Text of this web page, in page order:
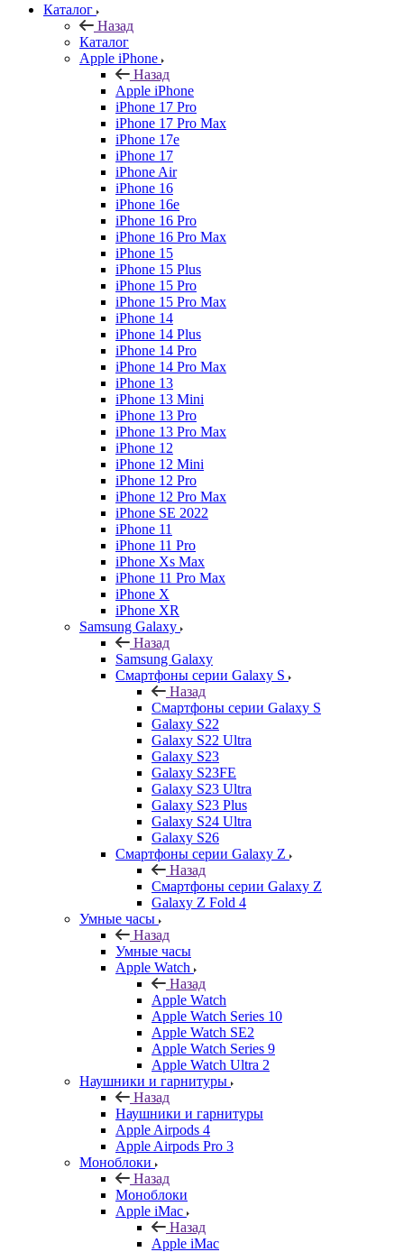
Каталог
Назад
Каталог
Apple iPhone
Назад
Apple iPhone
iPhone 17 Pro
iPhone 17 Pro Max
iPhone 17e
iPhone 17
iPhone Air
iPhone 16
iPhone 16e
iPhone 16 Pro
iPhone 16 Pro Max
iPhone 15
iPhone 15 Plus
iPhone 15 Pro
iPhone 15 Pro Max
iPhone 14
iPhone 14 Plus
iPhone 14 Pro
iPhone 14 Pro Max
iPhone 13
iPhone 13 Mini
iPhone 13 Pro
iPhone 13 Pro Max
iPhone 12
iPhone 12 Mini
iPhone 12 Pro
iPhone 12 Pro Max
iPhone SE 2022
iPhone 11
iPhone 11 Pro
iPhone Xs Max
iPhone 11 Pro Max
iPhone X
iPhone XR
Samsung Galaxy
Назад
Samsung Galaxy
Смартфоны серии Galaxy S
Назад
Смартфоны серии Galaxy S
Galaxy S22
Galaxy S22 Ultra
Galaxy S23
Galaxy S23FE
Galaxy S23 Ultra
Galaxy S23 Plus
Galaxy S24 Ultra
Galaxy S26
Смартфоны серии Galaxy Z
Назад
Смартфоны серии Galaxy Z
Galaxy Z Fold 4
Умные часы
Назад
Умные часы
Apple Watch
Назад
Apple Watch
Apple Watch Series 10
Apple Watch SE2
Apple Watch Series 9
Apple Watch Ultra 2
Наушники и гарнитуры
Назад
Наушники и гарнитуры
Apple Airpods 4
Apple Airpods Pro 3
Моноблоки
Назад
Моноблоки
Apple iMac
Назад
Apple iMac